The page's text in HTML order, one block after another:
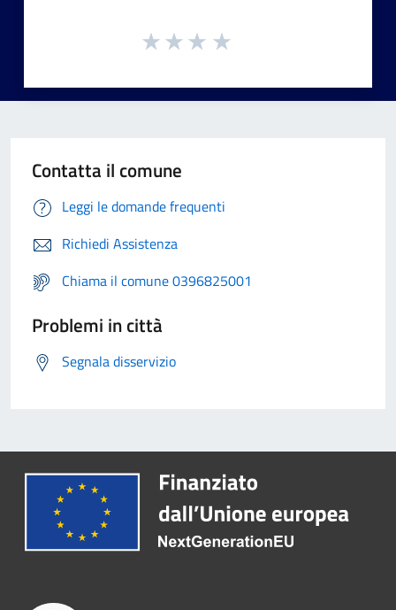
Contatta il comune
Leggi le domande frequenti
Richiedi Assistenza
Chiama il comune 0396825001
Problemi in città
Segnala disservizio